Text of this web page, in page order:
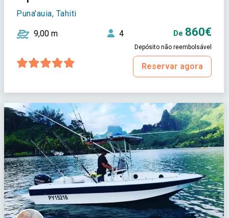
Puna'auia, Tahiti
9,00 m 4 De 860€
Depósito não reembolsável
Reservar agora